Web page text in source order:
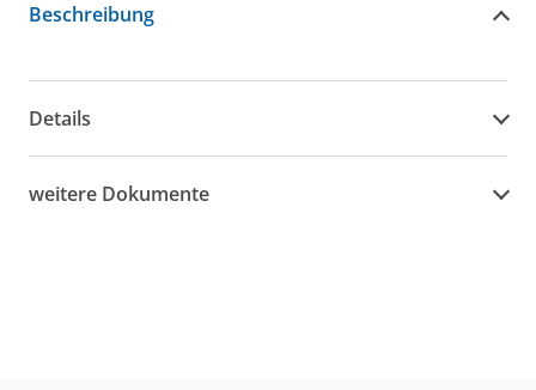
Beschreibung
Details
weitere Dokumente